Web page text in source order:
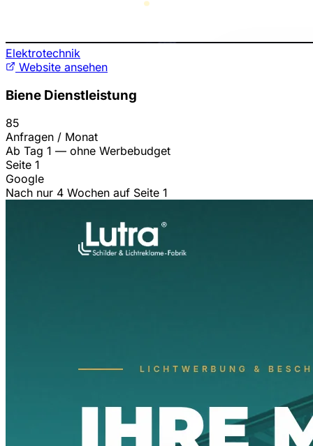
Elektrotechnik
Website ansehen
Biene Dienstleistung
85
Anfragen / Monat
Ab Tag 1 — ohne Werbebudget
Seite 1
Google
Nach nur 4 Wochen auf Seite 1